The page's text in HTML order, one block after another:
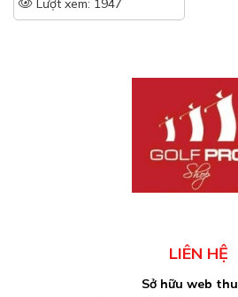
Lượt xem: 1947
LIÊN HỆ
Sở hữu web